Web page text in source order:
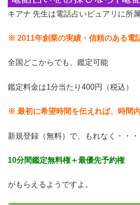
キアナ 先生は電話占いピュアリに所属
※ 2011年創業の実績・信頼のある電
全国どこからでも、鑑定可能
鑑定料金は1分当たり400円（税込）
※ 最初に希望時間を伝えれば、時間
新規登録（無料）で、もれなく・・・
10分間鑑定無料権＋最優先予約権
がもらえるようですよ。